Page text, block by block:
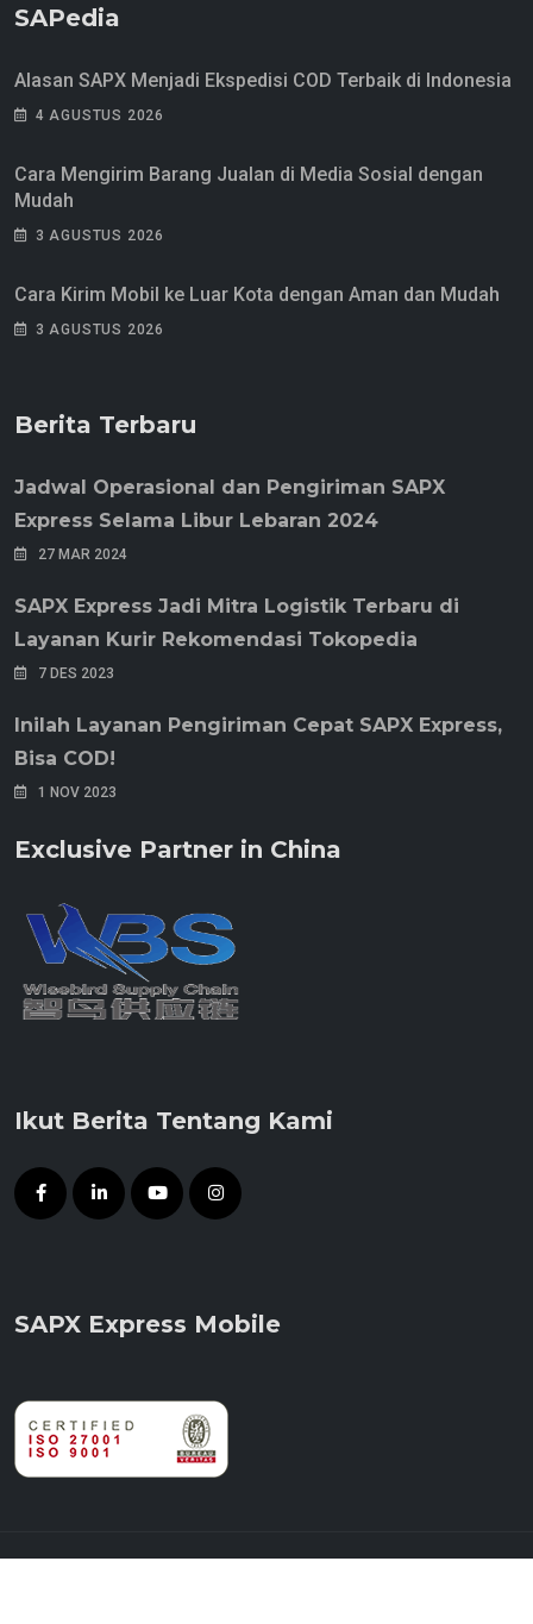
SAPedia
Alasan SAPX Menjadi Ekspedisi COD Terbaik di Indonesia
4 AGUSTUS 2026
Cara Mengirim Barang Jualan di Media Sosial dengan
Mudah
3 AGUSTUS 2026
Cara Kirim Mobil ke Luar Kota dengan Aman dan Mudah
3 AGUSTUS 2026
Berita Terbaru
Jadwal Operasional dan Pengiriman SAPX
Express Selama Libur Lebaran 2024
27 MAR 2024
SAPX Express Jadi Mitra Logistik Terbaru di
Layanan Kurir Rekomendasi Tokopedia
7 DES 2023
Inilah Layanan Pengiriman Cepat SAPX Express,
Bisa COD!
1 NOV 2023
Exclusive Partner in China
Ikut Berita Tentang Kami
SAPX Express Mobile